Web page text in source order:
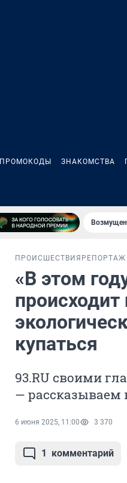
ПРОМОКОДЫ ЗНАКОМСТВА
ПРОИСШЕСТВИЯ РЕПОРТАЖ
«В этом
купаться
93.RU своими
— рассказываем
6 июня 2025, 11:00 3 370
1 комментарий